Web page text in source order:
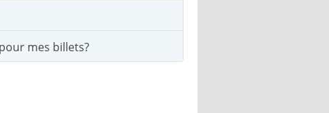
mes billets?